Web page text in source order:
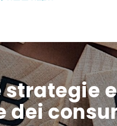
strategie
dei